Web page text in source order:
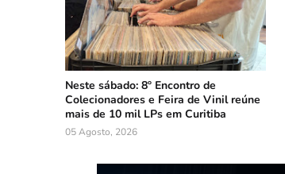
Neste sábado: 8º Encontro de
Colecionadores e Feira de Vinil reúne
mais de 10 mil LPs em Curitiba
05 Agosto, 2026